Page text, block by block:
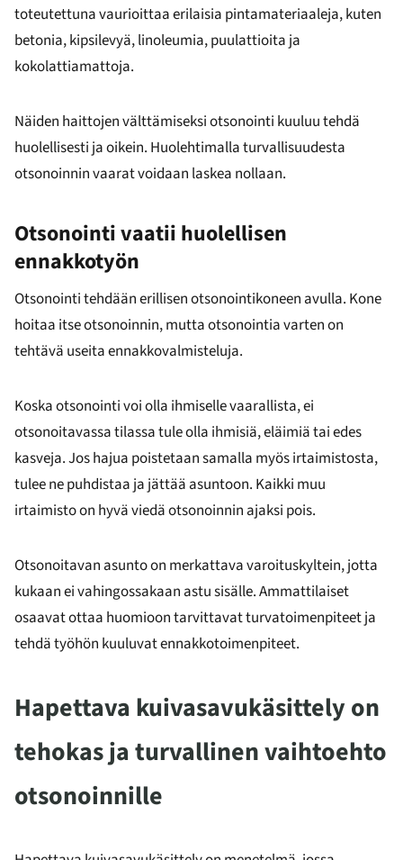
toteutettuna vaurioittaa erilaisia pintamateriaaleja, kuten
betonia, kipsilevyä, linoleumia, puulattioita ja
kokolattiamattoja.
Näiden haittojen välttämiseksi otsonointi kuuluu tehdä
huolellisesti ja oikein. Huolehtimalla turvallisuudesta
otsonoinnin vaarat voidaan laskea nollaan.
Otsonointi vaatii huolellisen
ennakkotyön
Otsonointi tehdään erillisen otsonointikoneen avulla. Kone
hoitaa itse otsonoinnin, mutta otsonointia varten on
tehtävä useita ennakkovalmisteluja.
Koska otsonointi voi olla ihmiselle vaarallista, ei
otsonoitavassa tilassa tule olla ihmisiä, eläimiä tai edes
kasveja. Jos hajua poistetaan samalla myös irtaimistosta,
tulee ne puhdistaa ja jättää asuntoon. Kaikki muu
irtaimisto on hyvä viedä otsonoinnin ajaksi pois.
Otsonoitavan asunto on merkattava varoituskyltein, jotta
kukaan ei vahingossakaan astu sisälle. Ammattilaiset
osaavat ottaa huomioon tarvittavat turvatoimenpiteet ja
tehdä työhön kuuluvat ennakkotoimenpiteet.
Hapettava kuivasavukäsittely on
tehokas ja turvallinen vaihtoehto
otsonoinnille